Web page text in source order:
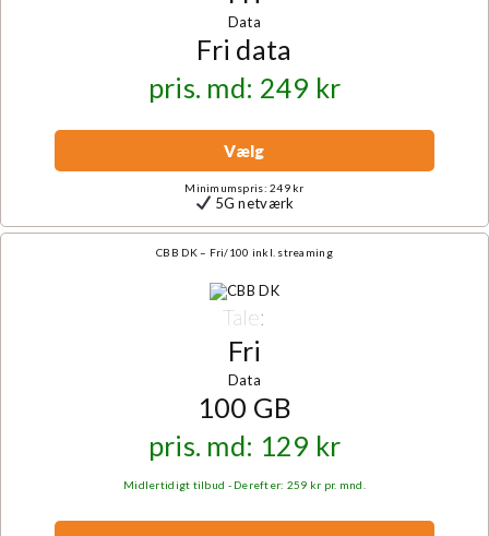
Data
Fri data
pris. md: 249 kr
Vælg
Minimumspris: 249 kr
5G netværk
CBB DK – Fri/100 inkl. streaming
Tale:
Fri
Data
100 GB
pris. md: 129 kr
Midlertidigt tilbud - Derefter: 259 kr pr. mnd.